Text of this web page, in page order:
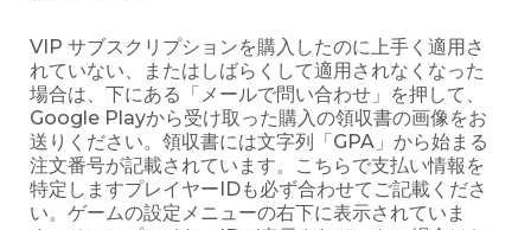
VIP サブスクリプションを購入したのに上手く適用さ
れていない、またはしばらくして適用されなくなった
場合は、下にある「メールで問い合わせ」を押して、
Google Playから受け取った購入の領収書の画像をお
送りください。領収書には文字列「GPA」から始まる
注文番号が記載されています。こちらで支払い情報を
特定しますプレイヤーIDも必ず合わせてご記載くださ
い。ゲームの設定メニューの右下に表示されていま